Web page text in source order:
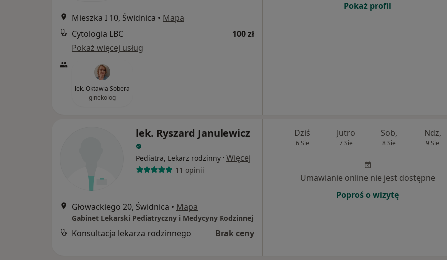
Mieszka I 10, Świdnica • Mapa
Cytologia LBC
100 zł
Pokaż więcej usług
lek. Oktawia Sobera
ginekolog
Pokaż profil
lek. Ryszard Janulewicz
Pediatra, Lekarz rodzinny · Więcej
11 opinii
Głowackiego 20, Świdnica • Mapa
Gabinet Lekarski Pediatryczny i Medycyny Rodzinnej
Konsultacja lekarza rodzinnego Brak ceny
Dziś
6 Sie
Jutro
7 Sie
Sob,
8 Sie
Ndz,
9 Sie
Umawianie online nie jest dostępne
Poproś o wizytę